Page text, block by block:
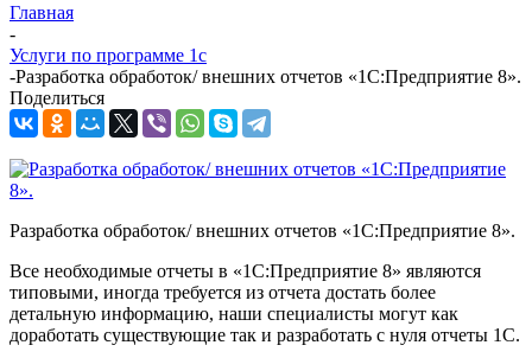
Главная
-
Услуги по программе 1с
-Разработка обработок/ внешних отчетов «1С:Предприятие 8».
Поделиться
Разработка обработок/ внешних отчетов «1С:Предприятие 8».
Все необходимые отчеты в «1С:Предприятие 8» являются
типовыми, иногда требуется из отчета достать более
детальную информацию, наши специалисты могут как
доработать существующие так и разработать с нуля отчеты 1С.